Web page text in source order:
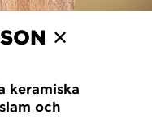
✕
keramiska
och